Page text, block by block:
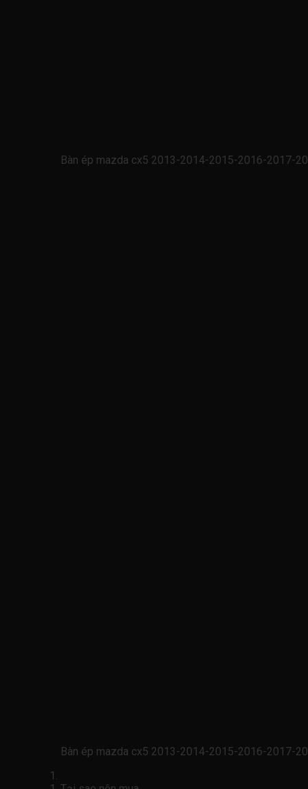
Bàn ép mazda cx5 2013-2014-2015-2016-2017-
Bàn ép mazda cx5 2013-2014-2015-2016-2017-